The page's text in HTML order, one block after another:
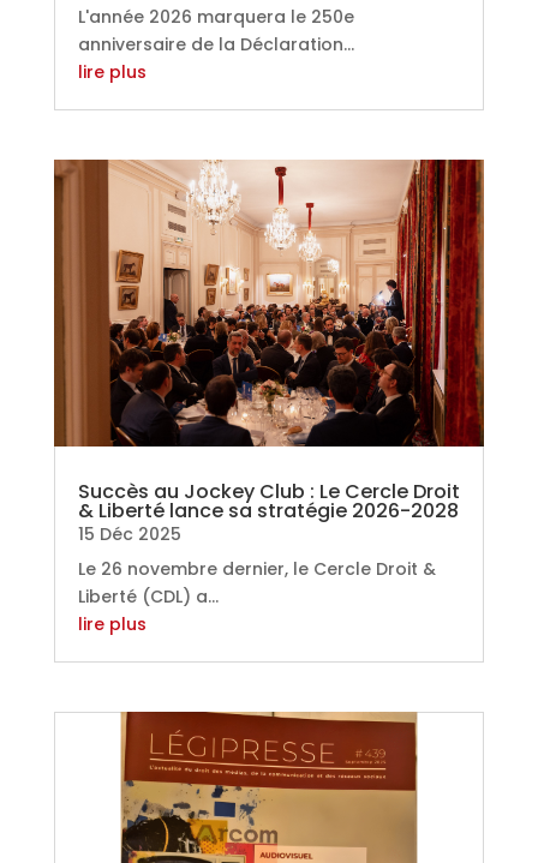
L'année 2026 marquera le 250e
anniversaire de la Déclaration...
lire plus
Succès au Jockey Club : Le Cercle Droit
& Liberté lance sa stratégie 2026-2028
15 Déc 2025
Le 26 novembre dernier, le Cercle Droit &
Liberté (CDL) a...
lire plus